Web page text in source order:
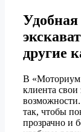
Удобная
другие
В «Моториум
клиента
так, чтобы
прозрачно и